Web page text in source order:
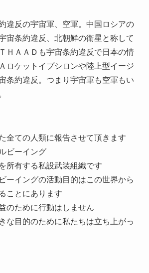
違反の宇宙軍、空軍。中国ロシアの
宙条約違反、北朝鮮の衛星と称して
ＨＡＡＤも宇宙条約違反で日本の情
ロケットイプシロンや陸上型イージ
条約違反。つまり宇宙軍も空軍もい
全ての人類に報告させて頂きます
ビーイング
所有する私設武装組織です
ーイングの活動目的はこの世界から
ことにあります
のために行動はしません
な目的のために私たちは立ち上がっ